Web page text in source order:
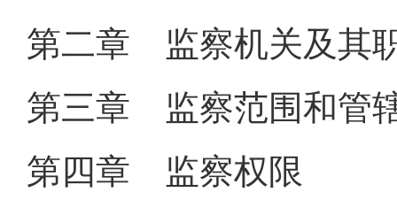
第二章 监察机关及其
第三章 监察范围和管
第四章 监察权限